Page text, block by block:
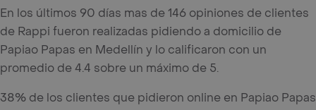
En los últimos 90 días mas de 146 opiniones de clientes
de Rappi fueron realizadas pidiendo a domicilio de
Papiao Papas en Medellín y lo calificaron con un
promedio de 4.4 sobre un máximo de 5.
38% de los clientes que pidieron online en Papiao Papas